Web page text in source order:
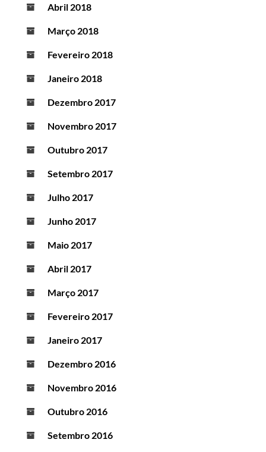
Abril 2018
Março 2018
Fevereiro 2018
Janeiro 2018
Dezembro 2017
Novembro 2017
Outubro 2017
Setembro 2017
Julho 2017
Junho 2017
Maio 2017
Abril 2017
Março 2017
Fevereiro 2017
Janeiro 2017
Dezembro 2016
Novembro 2016
Outubro 2016
Setembro 2016